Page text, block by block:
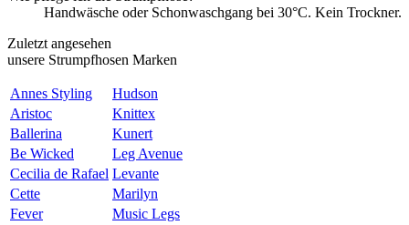
Handwäsche oder Schonwaschgang bei 30°C. Kein Trockner.
Zuletzt angesehen
unsere Strumpfhosen Marken
Annes Styling
Hudson
Aristoc
Knittex
Ballerina
Kunert
Be Wicked
Leg Avenue
Cecilia de Rafael Levante
Cette
Marilyn
Fever
Music Legs